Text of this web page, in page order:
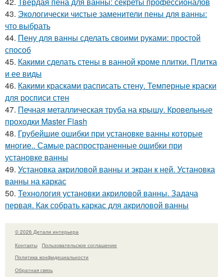
43. Экологически чистые заменители пены для ванны:
что выбрать
44. Пену для ванны сделать своими руками: простой
способ
45. Какими сделать стены в ванной кроме плитки. Плитка
и ее виды
46. Какими красками расписать стену. Темперные краски
для росписи стен
47. Печная металлическая труба на крышу. Кровельные
проходки Master Flash
48. Грубейшие ошибки при установке ванны которые
многие.. Самые распространенные ошибки при
установке ванны
49. Установка акриловой ванны и экран к ней. Установка
ванны на каркас
50. Технология установки акриловой ванны. Задача
первая. Как собрать каркас для акриловой ванны
© 2026 Детали интерьера
Контакты
Пользовательское соглашение
Политика конфидециальности
Обратная связь